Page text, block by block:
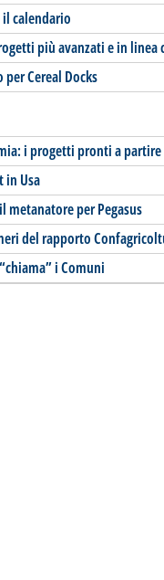
calendario
più avanzati e in linea
Cereal Docks
i progetti pronti a partire
in Usa
metanatore per Pegasus
del rapporto
i Comuni